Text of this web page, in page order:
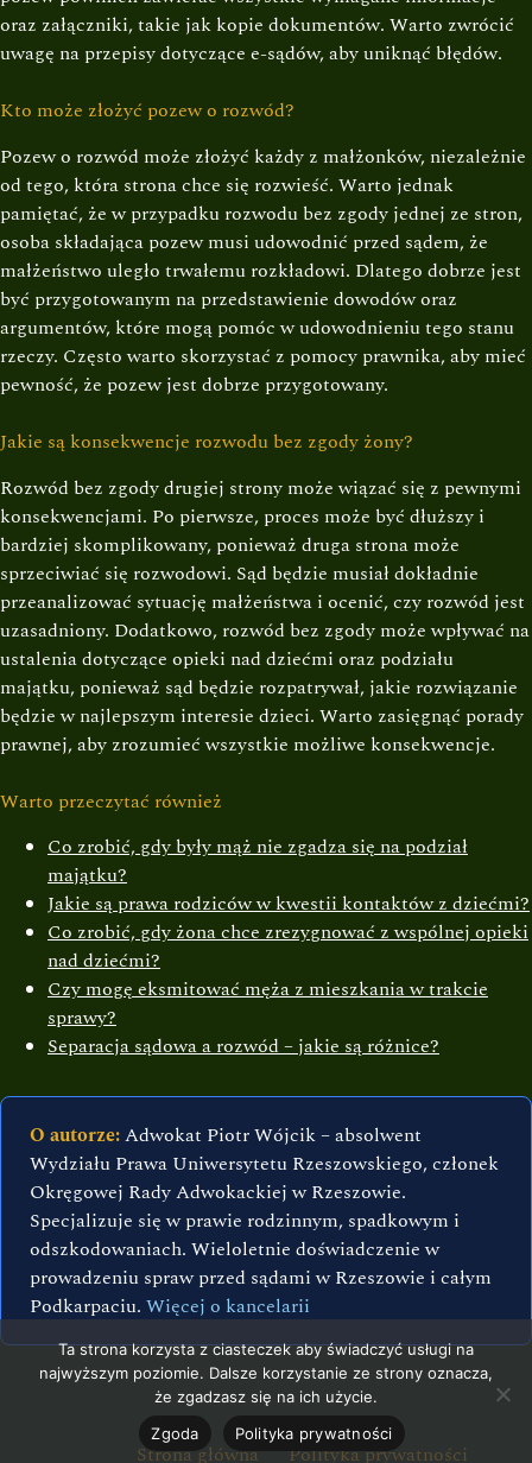
oraz załączniki, takie jak kopie dokumentów. Warto zwrócić
uwagę na przepisy dotyczące e-sądów, aby uniknąć błędów.
Kto może złożyć pozew o rozwód?
Pozew o rozwód może złożyć każdy z małżonków, niezależnie
od tego, która strona chce się rozwieść. Warto jednak
pamiętać, że w przypadku rozwodu bez zgody jednej ze stron,
osoba składająca pozew musi udowodnić przed sądem, że
małżeństwo uległo trwałemu rozkładowi. Dlatego dobrze jest
być przygotowanym na przedstawienie dowodów oraz
argumentów, które mogą pomóc w udowodnieniu tego stanu
rzeczy. Często warto skorzystać z pomocy prawnika, aby mieć
pewność, że pozew jest dobrze przygotowany.
Jakie są konsekwencje rozwodu bez zgody żony?
Rozwód bez zgody drugiej strony może wiązać się z pewnymi
konsekwencjami. Po pierwsze, proces może być dłuższy i
bardziej skomplikowany, ponieważ druga strona może
sprzeciwiać się rozwodowi. Sąd będzie musiał dokładnie
przeanalizować sytuację małżeństwa i ocenić, czy rozwód jest
uzasadniony. Dodatkowo, rozwód bez zgody może wpływać na
ustalenia dotyczące opieki nad dziećmi oraz podziału
majątku, ponieważ sąd będzie rozpatrywał, jakie rozwiązanie
będzie w najlepszym interesie dzieci. Warto zasięgnąć porady
prawnej, aby zrozumieć wszystkie możliwe konsekwencje.
Warto przeczytać również
Co zrobić, gdy były mąż nie zgadza się na podział
majątku?
Jakie są prawa rodziców w kwestii kontaktów z dziećmi?
Co zrobić, gdy żona chce zrezygnować z wspólnej opieki
nad dziećmi?
Czy mogę eksmitować męża z mieszkania w trakcie
sprawy?
Separacja sądowa a rozwód – jakie są różnice?
O autorze:Adwokat Piotr Wójcik – absolwent
Wydziału Prawa Uniwersytetu Rzeszowskiego, członek
Okręgowej Rady Adwokackiej w Rzeszowie.
Specjalizuje się w prawie rodzinnym, spadkowym i
odszkodowaniach. Wieloletnie doświadczenie w
prowadzeniu spraw przed sądami w Rzeszowie i całym
Podkarpaciu. Więcej o kancelarii
Strona główna Polityka prywatności
Ta strona korzysta z ciasteczek aby świadczyć usługi na
najwyższym poziomie. Dalsze korzystanie ze strony oznacza,
że zgadzasz się na ich użycie.
Zgoda
Polityka prywatności